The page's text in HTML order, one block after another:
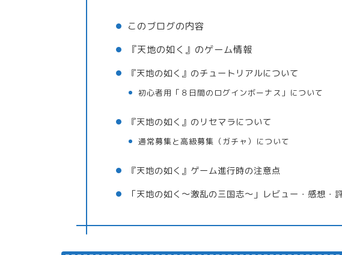
このブログの内容
『天地の如く』のゲーム情報
『天地の如く』のチュートリアルについて
初心者用「８日間のログインボーナス」について
『天地の如く』のリセマラについて
通常募集と高級募集（ガチャ）について
『天地の如く』ゲーム進行時の注意点
「天地の如く～激乱の三国志～」レビュー・感想・